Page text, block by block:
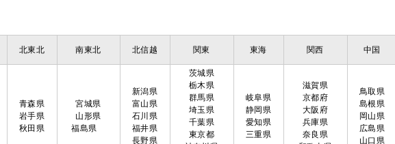
北東北 南東北 北信越 関東 東海 関西 中国
青森県
岩手県
秋田県
宮城県
山形県
福島県
新潟県
富山県
石川県
福井県
長野県
茨城県
栃木県
群馬県
埼玉県
千葉県
東京都
岐阜県
静岡県
愛知県
三重県
滋賀県
京都府
大阪府
兵庫県
奈良県
鳥取県
島根県
岡山県
広島県
山口県